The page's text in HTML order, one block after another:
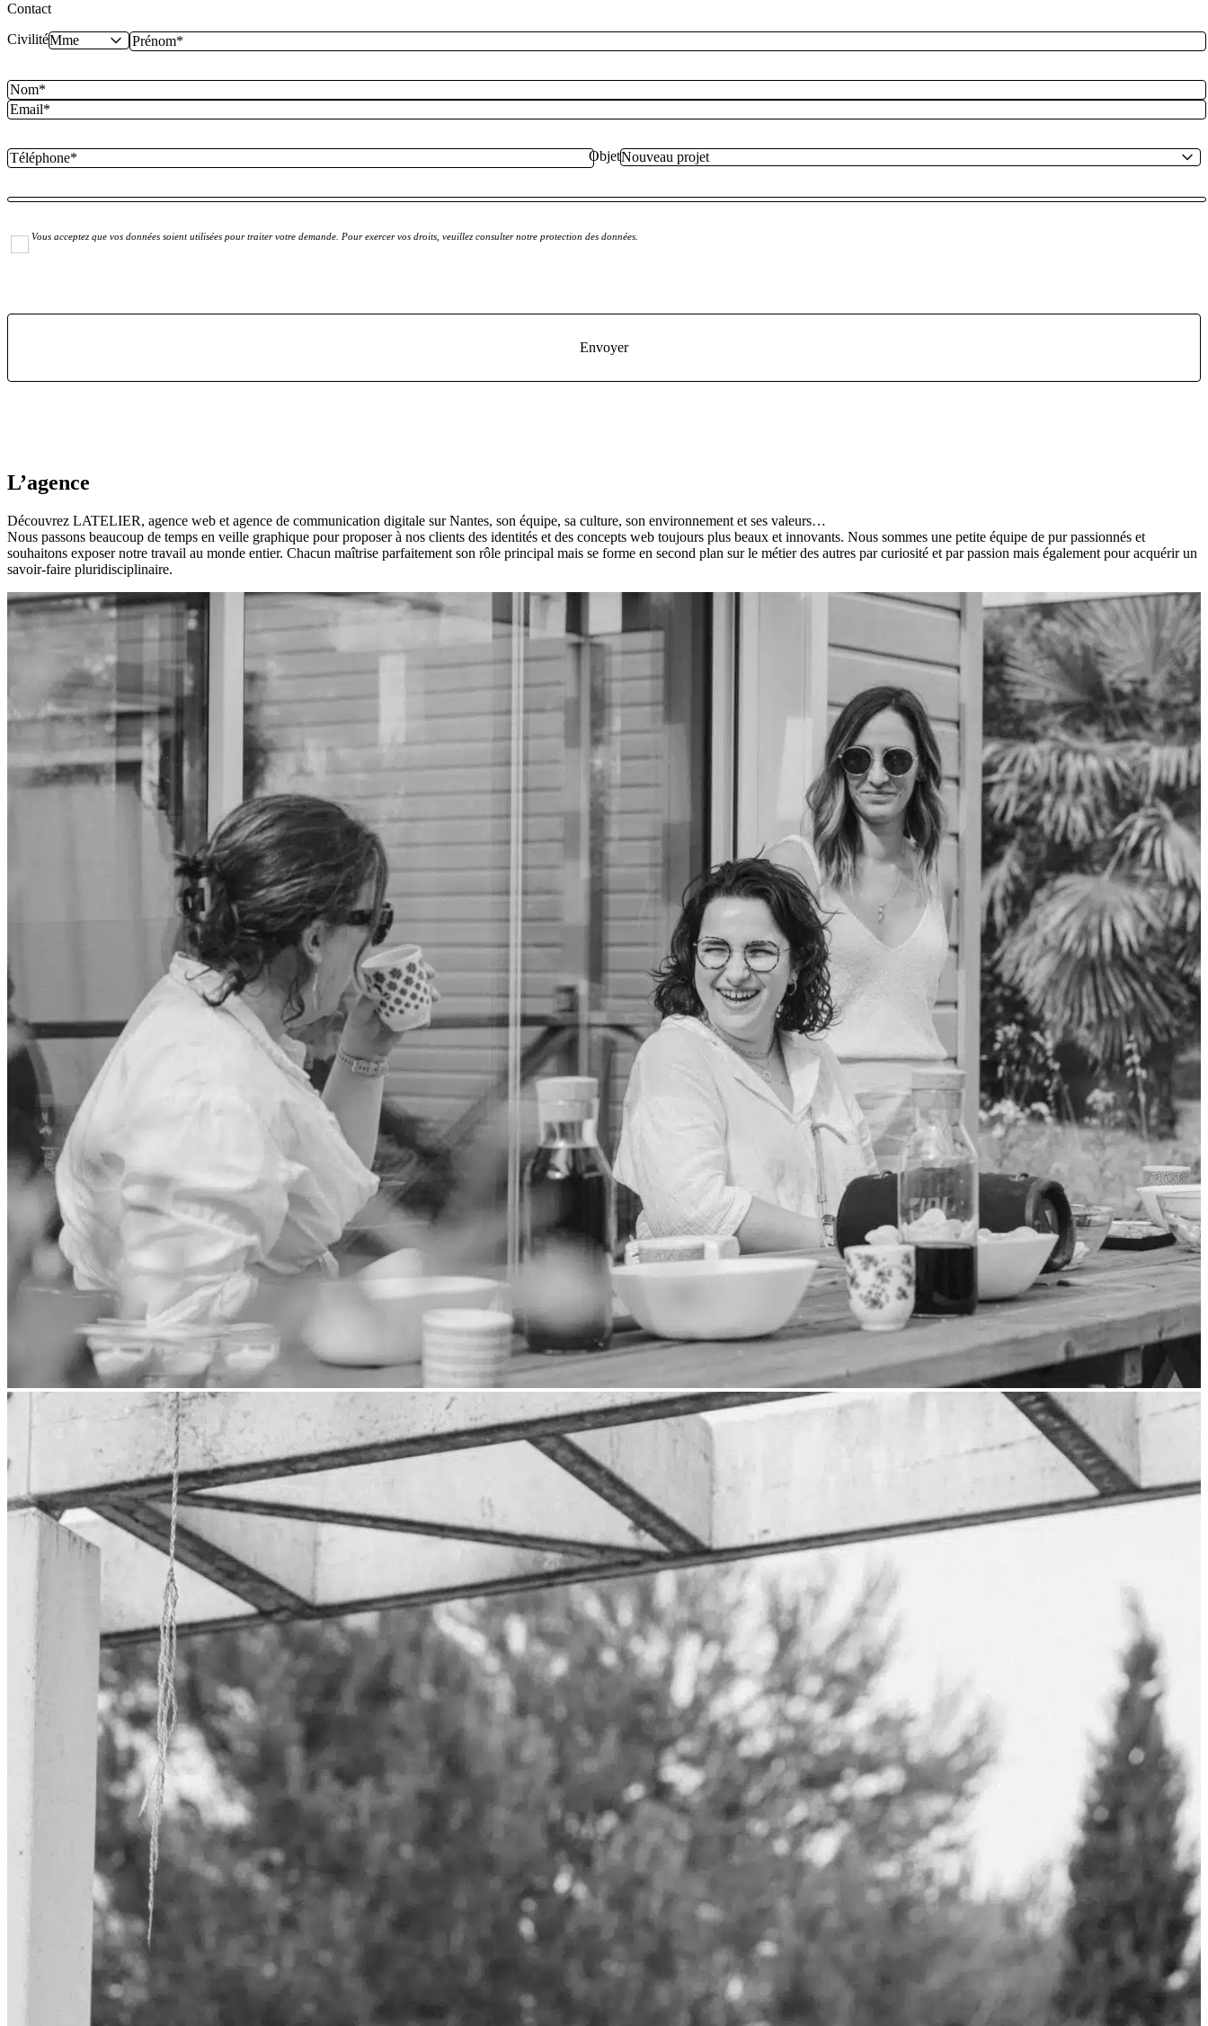
Contact
Civilité
Objet
Vous acceptez que vos données soient utilisées pour traiter votre demande. Pour exercer vos droits, veuillez consulter notre protection des données.
L’agence
Découvrez LATELIER, agence web et agence de communication digitale sur Nantes, son équipe, sa culture, son environnement et ses valeurs…
Nous passons beaucoup de temps en veille graphique pour proposer à nos clients des identités et des concepts web toujours plus beaux et innovants. Nous sommes une petite équipe de pur passionnés et
souhaitons exposer notre travail au monde entier. Chacun maîtrise parfaitement son rôle principal mais se forme en second plan sur le métier des autres par curiosité et par passion mais également pour acquérir un
savoir-faire pluridisciplinaire.